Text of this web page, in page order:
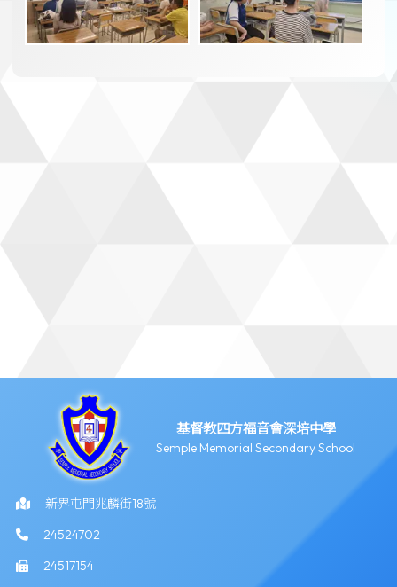
基督教四方福音會深培中學
Semple Memorial Secondary School
新界屯門兆麟街18號
24524702
24517154